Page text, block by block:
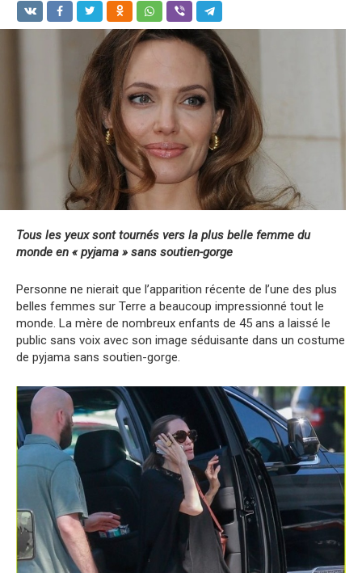
Tous les yeux sont tournés vers la plus belle femme du
monde en « pyjama » sans soutien-gorge
Personne ne nierait que l’apparition récente de l’une des plus
belles femmes sur Terre a beaucoup impressionné tout le
monde. La mère de nombreux enfants de 45 ans a laissé le
public sans voix avec son image séduisante dans un costume
de pyjama sans soutien-gorge.